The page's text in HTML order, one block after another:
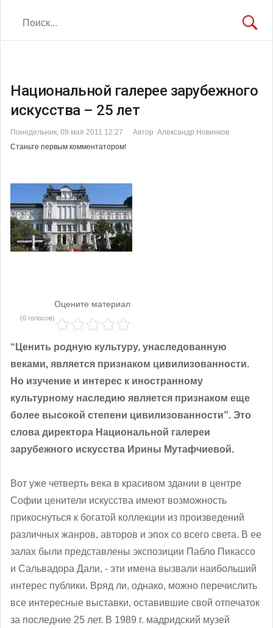
Национальной галерее зарубежного
искусства – 25 лет
Понедельник, 09 мая 2011 12:27
Автор Александр Новинков
Станьте первым комментатором!
Оцените материал
(0 голосов)
“Ценить родную культуру, унаследованную
веками, является признаком цивилизованности.
Но изучение и интерес к иностранному
культурному наследию является признаком еще
более высокой степени цивилизованности”. Это
слова директора Национальной галереи
зарубежного искусства Ирины Мутафчиевой.
Вот уже четверть века в красивом здании в центре
Софии ценители искусства имеют возможность
прикоснуться к богатой коллекции из произведений
различных жанров, авторов и эпох со всего света. В ее
залах были представлены экспозиции Пабло Пикассо
и Сальвадора Дали, - эти имена вызвали наибольший
интерес публики. Вряд ли, однако, можно перечислить
все интересные выставки, оставившие свой отпечаток
за последние 25 лет. В 1989 г. мадридский музей